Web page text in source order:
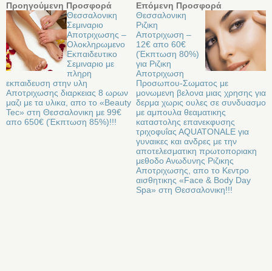
Προηγούμενη Προσφορά
Θεσσαλονικη
Σεμιναριο
Αποτριχωσης –
Oλοκληρωμενο
Eκπαιδευτικο
Σεμιναριο με
πληρη
εκπαιδευση στην υλη
Αποτριχωσης διαρκειας 8 ωρων
μαζι με τα υλικα, απο το «Beauty
Tec» στη Θεσσαλονικη με 99€
απο 650€ (Έκπτωση 85%)!!!
Επόμενη Προσφορά
Θεσσαλονικη
Ριζικη
Αποτριχωση –
12€ απο 60€
(Έκπτωση 80%)
για Ριζικη
Αποτριχωση
Προσωπου-Σωματος με
μονωμενη βελονα μιας χρησης για
δερμα χωρις ουλες σε συνδυασμο
με αμπουλα θεαματικης
καταστολης επανεκφυσης
τριχοφυΐας ΑQUATONALE για
γυναικες και ανδρες με την
αποτελεσματικη πρωτοποριακη
μεθοδο Ανωδυνης Ριζικης
Αποτριχωσης, απο το Κεντρο
αισθητικης «Face & Body Day
Spa» στη Θεσσαλονικη!!!